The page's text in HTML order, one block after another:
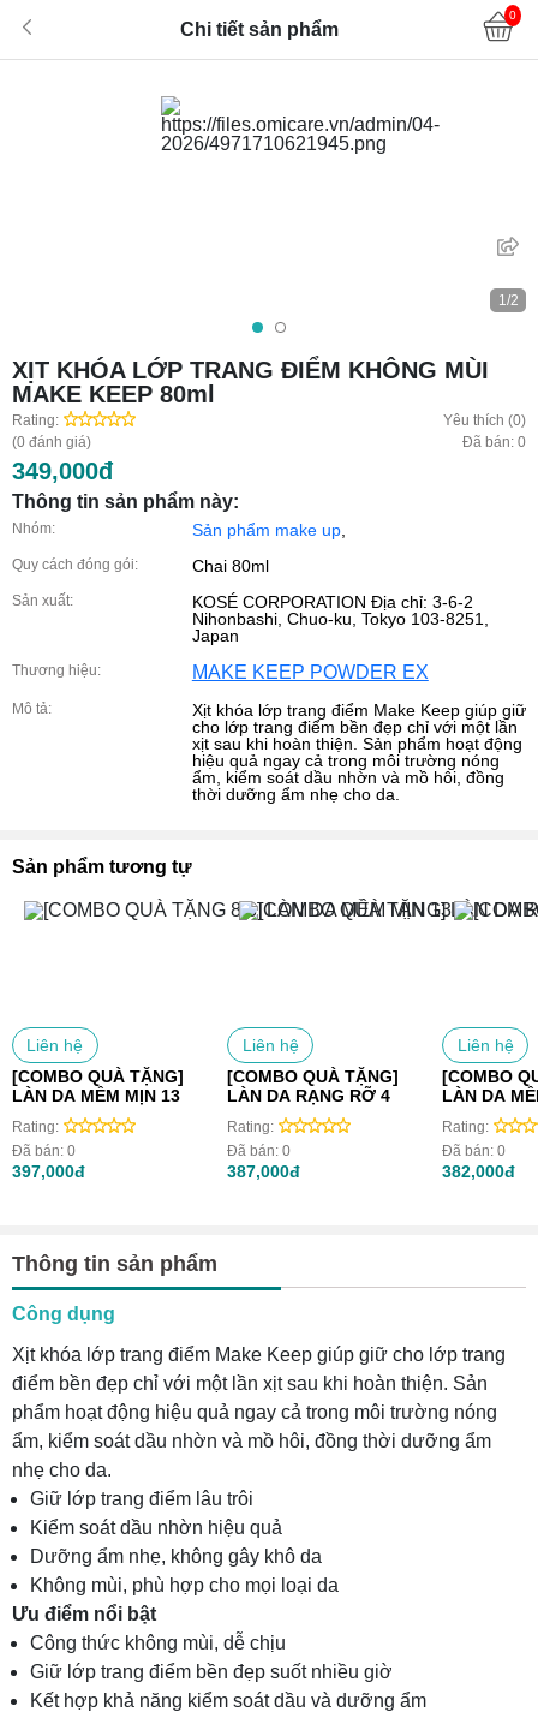
Chi tiết sản phẩm
0
1/2
XỊT KHÓA LỚP TRANG ĐIỂM KHÔNG MÙI
MAKE KEEP 80ml
Rating:
Yêu thích (0)
(0 đánh giá)
Đã bán: 0
349,000đ
Thông tin sản phẩm này:
Nhóm: Sản phẩm make up,
Quy cách đóng gói: Chai 80ml
Sản xuất:
KOSÉ CORPORATION Địa chỉ: 3-6-2
Nihonbashi, Chuo-ku, Tokyo 103-8251,
Japan
Thương hiệu: MAKE KEEP POWDER EX
Mô tả:
Xịt khóa lớp trang điểm Make Keep giúp giữ
cho lớp trang điểm bền đẹp chỉ với một lần
xịt sau khi hoàn thiện. Sản phẩm hoạt động
hiệu quả ngay cả trong môi trường nóng
ẩm, kiểm soát dầu nhờn và mồ hôi, đồng
thời dưỡng ẩm nhẹ cho da.
Sản phẩm tương tự
Liên hệ
[COMBO QUÀ TẶNG]
LÀN DA MỀM MỊN 13
Rating:
Đã bán: 0
397,000đ
Liên hệ
[COMBO QUÀ TẶNG]
LÀN DA RẠNG RỠ 4
Rating:
Đã bán:0
387,000đ
Liên hệ
[COMBO
LÀN DA
Rating:
Đã bán:0
382,000đ
Thông tin sản phẩm
Công dụng
Xịt khóa lớp trang điểm Make Keep giúp giữ cho lớp trang
điểm bền đẹp chỉ với một lần xịt sau khi hoàn thiện. Sản
phẩm hoạt động hiệu quả ngay cả trong môi trường nóng
ẩm, kiểm soát dầu nhờn và mồ hôi, đồng thời dưỡng ẩm
nhẹ cho da.
Giữ lớp trang điểm lâu trôi
Kiểm soát dầu nhờn hiệu quả
Dưỡng ẩm nhẹ, không gây khô da
Không mùi, phù hợp cho mọi loại da
Ưu điểm nổi bật
Công thức không mùi, dễ chịu
Giữ lớp trang điểm bền đẹp suốt nhiều giờ
Kết hợp khả năng kiểm soát dầu và dưỡng ẩm